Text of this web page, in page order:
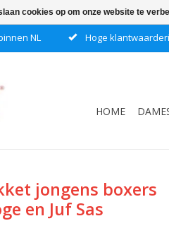
NL Hoge
HOME
jongens boxers
en Juf Sas
cookies op om onze website te